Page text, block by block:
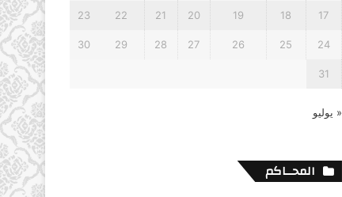
17
18
19
20
21
22
23
24
25
26
27
28
29
30
31
« يوليو
المحــاكم